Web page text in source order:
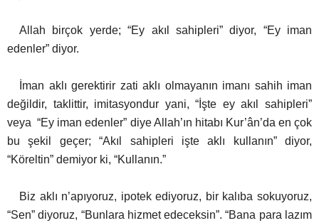
Allah birçok yerde; “Ey akıl sahipleri” diyor, “Ey iman
edenler” diyor.
İman aklı gerektirir zati aklı olmayanın imanı sahih iman
değildir, taklittir, imitasyondur yani, “İşte ey akıl sahipleri”
veya “Ey iman edenler” diye Allah’ın hitabı Kur’ân’da en çok
bu şekil geçer; “Akıl sahipleri işte aklı kullanın” diyor,
“Köreltin” demiyor ki, “Kullanın.”
Biz aklı n’apıyoruz, ipotek ediyoruz, bir kalıba sokuyoruz,
“Sen” diyoruz, “Bunlara hizmet edeceksin”. “Bana para lazım